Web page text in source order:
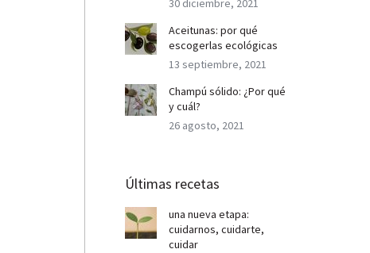
30 diciembre, 2021
Aceitunas: por qué
escogerlas ecológicas
13 septiembre, 2021
Champú sólido: ¿Por qué
y cuál?
26 agosto, 2021
Últimas recetas
una nueva etapa:
cuidarnos, cuidarte,
cuidar